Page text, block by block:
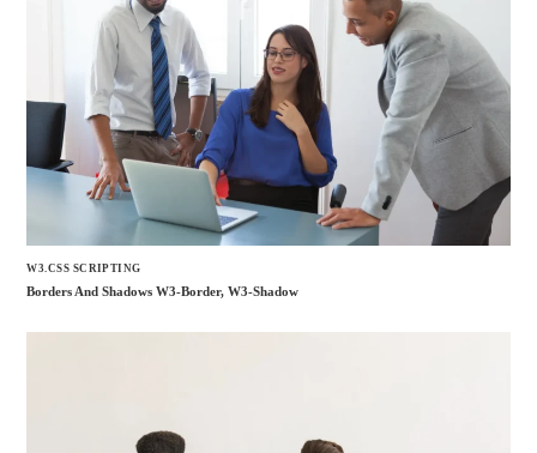
W3.CSS SCRIPTING
Borders And Shadows W3-Border, W3-Shadow